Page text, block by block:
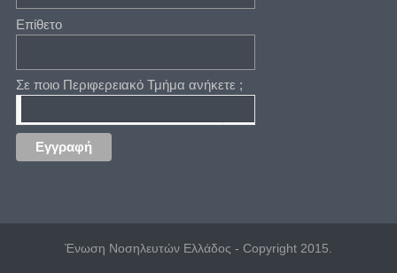
Επίθετο
Σε ποιο Περιφερειακό Τμήμα ανήκετε ;
Ένωση Νοσηλευτών Ελλάδος - Copyright 2015.